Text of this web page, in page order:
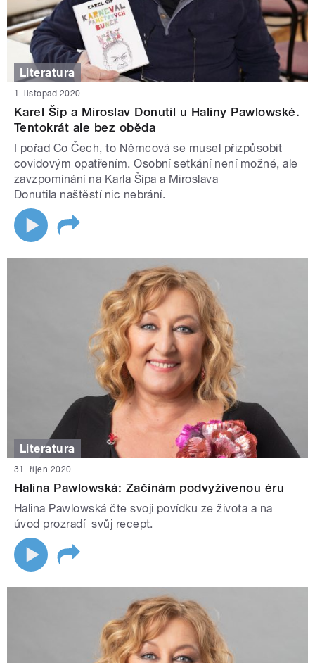
Literatura
1. listopad 2020
Karel Šíp a Miroslav Donutil u Haliny Pawlowské.
Tentokrát ale bez oběda
I pořad Co Čech, to Němcová se musel přizpůsobit
covidovým opatřením. Osobní setkání není možné, ale
zavzpomínání na Karla Šípa a Miroslava
Donutila naštěstí nic nebrání.
Literatura
31. říjen 2020
Halina Pawlowská: Začínám podvyživenou éru
Halina Pawlowská čte svoji povídku ze života a na
úvod prozradí svůj recept.